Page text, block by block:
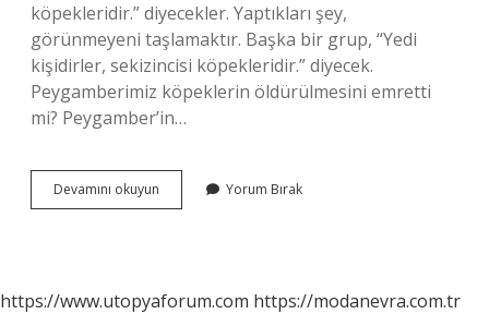
köpekleridir.” diyecekler. Yaptıkları şey,
görünmeyeni taşlamaktır. Başka bir grup, “Yedi
kişidirler, sekizincisi köpekleridir.” diyecek.
Peygamberimiz köpeklerin öldürülmesini emretti
mi? Peygamber’in…
Devamını okuyun Peygamber
Efendimiz
Yorum Bırak
https://www.utopyaforum.com https://modanevra.com.tr